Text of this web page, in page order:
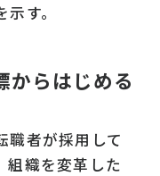
す。
からはじめる
職者が採用して
組織を変革した